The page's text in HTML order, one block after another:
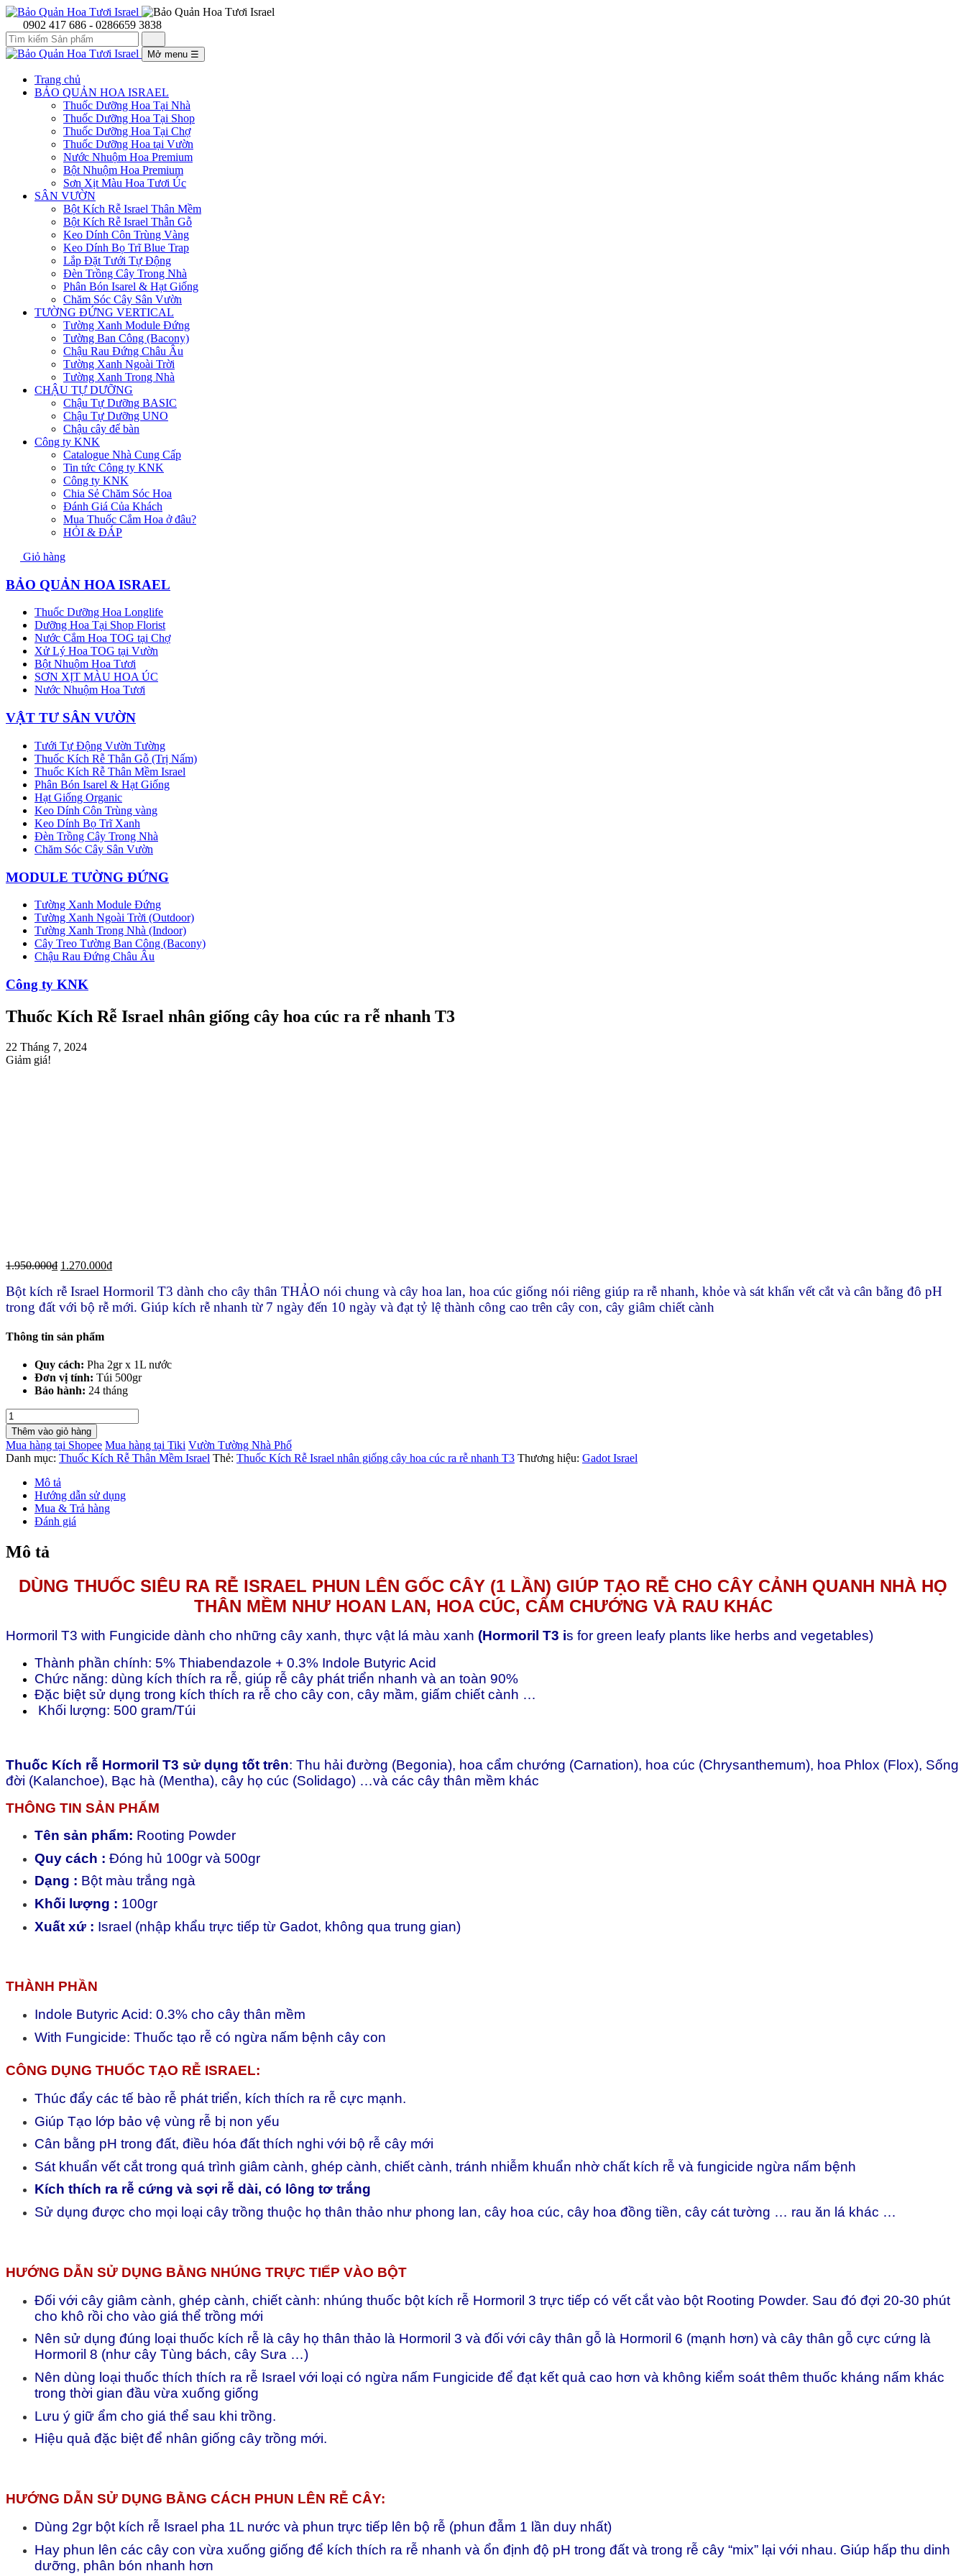
0902 417 686 - 0286659 3838
Mở menu ☰
Trang chủ
BẢO QUẢN HOA ISRAEL
Thuốc Dưỡng Hoa Tại Nhà
Thuốc Dưỡng Hoa Tại Shop
Thuốc Dưỡng Hoa Tại Chợ
Thuốc Dưỡng Hoa tại Vườn
Nước Nhuộm Hoa Premium
Bột Nhuộm Hoa Premium
Sơn Xịt Màu Hoa Tươi Úc
SÂN VƯỜN
Bột Kích Rễ Israel Thân Mềm
Bột Kích Rễ Israel Thẫn Gỗ
Keo Dính Côn Trùng Vàng
Keo Dính Bọ Trĩ Blue Trap
Lắp Đặt Tưới Tự Động
Đèn Trồng Cây Trong Nhà
Phân Bón Isarel & Hạt Giống
Chăm Sóc Cây Sân Vườn
TƯỜNG ĐỨNG VERTICAL
Tường Xanh Module Đứng
Tường Ban Công (Bacony)
Chậu Rau Đứng Châu Âu
Tường Xanh Ngoài Trời
Tường Xanh Trong Nhà
CHẬU TỰ DƯỠNG
Chậu Tự Dưỡng BASIC
Chậu Tự Dưỡng UNO
Chậu cây để bàn
Công ty KNK
Catalogue Nhà Cung Cấp
Tin tức Công ty KNK
Công ty KNK
Chia Sẻ Chăm Sóc Hoa
Đánh Giá Của Khách
Mua Thuốc Cắm Hoa ở đâu?
HỎI & ĐÁP
Giỏ hàng
BẢO QUẢN HOA ISRAEL
Thuốc Dưỡng Hoa Longlife
Dưỡng Hoa Tại Shop Florist
Nước Cắm Hoa TOG tại Chợ
Xử Lý Hoa TOG tại Vườn
Bột Nhuộm Hoa Tươi
SƠN XỊT MÀU HOA ÚC
Nước Nhuộm Hoa Tươi
VẬT TƯ SÂN VƯỜN
Tưới Tự Động Vườn Tường
Thuốc Kích Rễ Thẫn Gỗ (Trị Nấm)
Thuốc Kích Rễ Thân Mềm Israel
Phân Bón Isarel & Hạt Giống
Hạt Giống Organic
Keo Dính Côn Trùng vàng
Keo Dính Bọ Trĩ Xanh
Đèn Trồng Cây Trong Nhà
Chăm Sóc Cây Sân Vườn
MODULE TƯỜNG ĐỨNG
Tường Xanh Module Đứng
Tường Xanh Ngoài Trời (Outdoor)
Tường Xanh Trong Nhà (Indoor)
Cây Treo Tường Ban Công (Bacony)
Chậu Rau Đứng Châu Âu
Công ty KNK
Thuốc Kích Rễ Israel nhân giống cây hoa cúc ra rễ nhanh T3
22 Tháng 7, 2024
Giảm giá!
1.950.000₫ 1.270.000₫
Bột kích rễ Israel Hormoril T3 dành cho cây thân THẢO nói chung và cây hoa lan, hoa cúc giống nói riêng giúp ra rễ nhanh, khỏe và sát khẩn vết cắt và cân bằng đô pH
trong đất với bộ rễ mới. Giúp kích rễ nhanh từ 7 ngày đến 10 ngày và đạt tỷ lệ thành công cao trên cây con, cây giâm chiết cành
Thông tin sản phẩm
Quy cách: Pha 2gr x 1L nước
Đơn vị tính: Túi 500gr
Bảo hành: 24 tháng
Thuốc
Kích
Rễ
Israel
nhân
giống
rễ
nhanh
lượng
Thêm vào giỏ hàng
Mua hàng tại Shopee Mua hàng tại Tiki Vườn Tường Nhà Phố
Danh mục: Thuốc Kích Rễ Thân Mềm Israel Thẻ: Thuốc Kích Rễ Israel nhân giống cây hoa cúc ra rễ nhanh T3 Thương hiệu: Gadot Israel
Mô tả
Hướng dẫn sử dụng
Mua & Trả hàng
Đánh giá
Mô tả
DÙNG THUỐC SIÊU RA RỄ ISRAEL PHUN LÊN GỐC CÂY (1 LẦN) GIÚP TẠO RỄ CHO CÂY CẢNH QUANH NHÀ HỌ
THÂN MỀM NHƯ HOAN LAN, HOA CÚC, CẨM CHƯỚNG VÀ RAU KHÁC
Hormoril T3 with Fungicide dành cho những cây xanh, thực vật lá màu xanh (Hormoril T3 is for green leafy plants like herbs and vegetables)
Thành phần chính: 5% Thiabendazole + 0.3% Indole Butyric Acid
Chức năng: dùng kích thích ra rễ, giúp rễ cây phát triển nhanh và an toàn 90%
Đặc biệt sử dụng trong kích thích ra rễ cho cây con, cây mầm, giấm chiết cành …
Khối lượng: 500 gram/Túi
Thuốc Kích rễ Hormoril T3 sử dụng tốt trên: Thu hải đường (Begonia), hoa cẩm chướng (Carnation), hoa cúc (Chrysanthemum), hoa Phlox (Flox), Sống
đời (Kalanchoe), Bạc hà (Mentha), cây họ cúc (Solidago) …và các cây thân mềm khác
THÔNG TIN SẢN PHẨM
Tên sản phẩm: Rooting Powder
Quy cách : Đóng hủ 100gr và 500gr
Dạng : Bột màu trắng ngà
Khối lượng : 100gr
Xuất xứ : Israel (nhập khẩu trực tiếp từ Gadot, không qua trung gian)
THÀNH PHẦN
Indole Butyric Acid: 0.3% cho cây thân mềm
With Fungicide: Thuốc tạo rễ có ngừa nấm bệnh cây con
CÔNG DỤNG THUỐC TẠO RỄ ISRAEL:
Thúc đẩy các tế bào rễ phát triển, kích thích ra rễ cực mạnh.
Giúp Tạo lớp bảo vệ vùng rễ bị non yếu
Cân bằng pH trong đất, điều hóa đất thích nghi với bộ rễ cây mới
Sát khuẩn vết cắt trong quá trình giâm cành, ghép cành, chiết cành, tránh nhiễm khuẩn nhờ chất kích rễ và fungicide ngừa nấm bệnh
Kích thích ra rễ cứng và sợi rễ dài, có lông tơ trắng
Sử dụng được cho mọi loại cây trồng thuộc họ thân thảo như phong lan, cây hoa cúc, cây hoa đồng tiền, cây cát tường … rau ăn lá khác …
HƯỚNG DẪN SỬ DỤNG BẰNG NHÚNG TRỰC TIẾP VÀO BỘT
Đối với cây giâm cành, ghép cành, chiết cành: nhúng thuốc bột kích rễ Hormoril 3 trực tiếp có vết cắt vào bột Rooting Powder. Sau đó đợi 20-30 phút
cho khô rồi cho vào giá thể trồng mới
Nên sử dụng đúng loại thuốc kích rễ là cây họ thân thảo là Hormoril 3 và đối với cây thân gỗ là Hormoril 6 (mạnh hơn) và cây thân gỗ cực cứng là
Hormoril 8 (như cây Tùng bách, cây Sưa …)
Nên dùng loại thuốc thích thích ra rễ Israel với loại có ngừa nấm Fungicide để đạt kết quả cao hơn và không kiểm soát thêm thuốc kháng nấm khác
trong thời gian đầu vừa xuống giống
Lưu ý giữ ẩm cho giá thể sau khi trồng.
Hiệu quả đặc biệt để nhân giống cây trồng mới.
HƯỚNG DẪN SỬ DỤNG BẰNG CÁCH PHUN LÊN RỄ CÂY:
Dùng 2gr bột kích rễ Israel pha 1L nước và phun trực tiếp lên bộ rễ (phun đẫm 1 lần duy nhất)
Hay phun lên các cây con vừa xuống giống để kích thích ra rễ nhanh và ổn định độ pH trong đất và trong rễ cây “mix” lại với nhau. Giúp hấp thu dinh
dưỡng, phân bón nhanh hơn